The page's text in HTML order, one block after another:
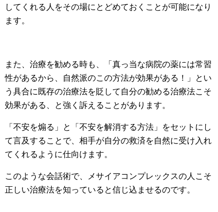
してくれる人をその場にとどめておくことが可能になり
ます。
また、治療を勧める時も、「真っ当な病院の薬には常習
性があるから、自然派のこの方法が効果がある！」とい
う具合に既存の治療法を貶して自分の勧める治療法こそ
効果がある、と強く訴えることがあります。
「不安を煽る」と「不安を解消する方法」をセットにし
て言及することで、相手が自分の救済を自然に受け入れ
てくれるように仕向けます。
このような会話術で、メサイアコンプレックスの人こそ
正しい治療法を知っていると信じ込ませるのです。